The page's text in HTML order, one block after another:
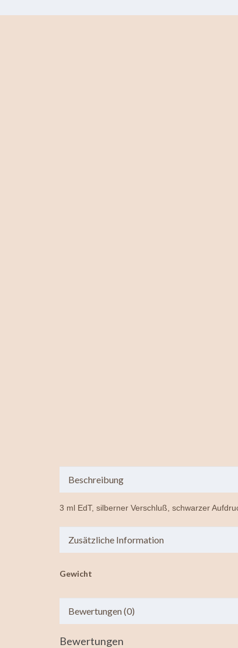
Beschreibung
3 ml EdT, silberner Verschluß, schwarzer
Zusätzliche Information
Gewicht
Bewertungen (0)
Bewertungen